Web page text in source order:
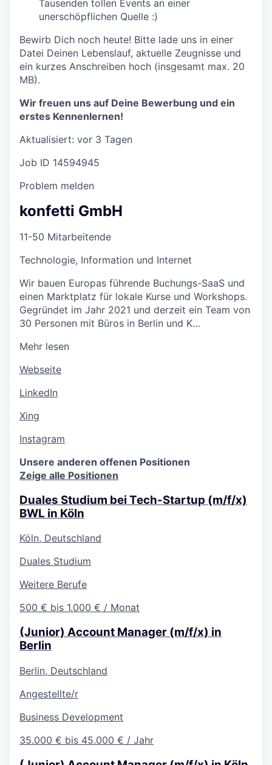
Tausenden tollen Events an einer
unerschöpflichen Quelle :)
Bewirb Dich noch heute! Bitte lade uns in einer
Datei Deinen Lebenslauf, aktuelle Zeugnisse und
ein kurzes Anschreiben hoch (insgesamt max. 20
MB).
Wir freuen uns auf Deine Bewerbung und ein
erstes Kennenlernen!
Aktualisiert: vor 3 Tagen
Job ID 14594945
Problem melden
konfetti GmbH
11-50 Mitarbeitende
Technologie, Information und Internet
Wir bauen Europas führende Buchungs-SaaS und
einen Marktplatz für lokale Kurse und Workshops.
Gegründet im Jahr 2021 und derzeit ein Team von
30 Personen mit Büros in Berlin und K…
Mehr lesen
Webseite
LinkedIn
Xing
Instagram
Unsere anderen offenen Positionen
Zeige alle Positionen
Duales Studium bei Tech-Startup (m/f/x)
BWL in Köln
Köln, Deutschland
Duales Studium
Weitere Berufe
500 € bis 1.000 € / Monat
(Junior) Account Manager (m/f/x) in
Berlin
Berlin, Deutschland
Angestellte/r
Business Development
35.000 € bis 45.000 € / Jahr